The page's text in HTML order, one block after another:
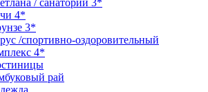
4*
3*
/спортивно-оздоровительный
4*
рай